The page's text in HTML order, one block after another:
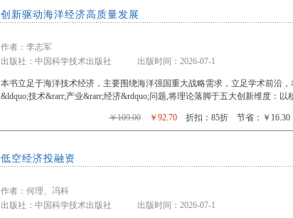
创新驱动海洋经济高质量发展
作者：李志军
出版社：中国科学技术出版社 出版时间：2026-07-1
本书立足于海洋技术经济，主要围绕海洋强国重大战略需求，立足学术前沿
&ldquo;技术&rarr;产业&rarr;经济&rdquo;问题,将理论落脚于五大创新维度：以
￥109.00 ￥92.70 折扣：85折 节省：￥16.30
低空经济投融资
作者：何理、冯科
出版社：中国科学技术出版社 出版时间：2026-07-1